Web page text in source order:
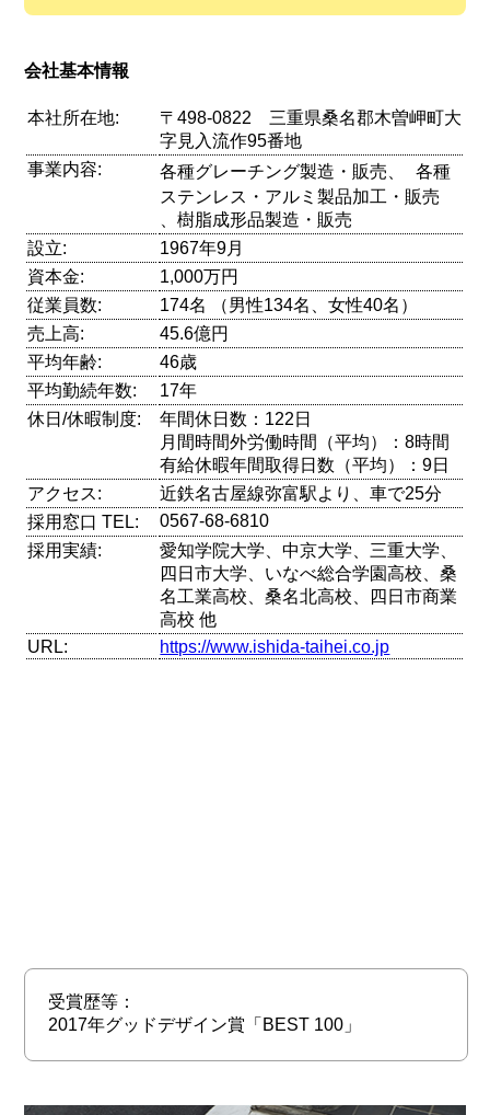
会社基本情報
本社所在地:
〒498-0822 三重県桑名郡木曽岬町大
字見入流作95番地
事業内容:
各種グレーチング製造・販売、 各種
ステンレス・アルミ製品加工・販売
、樹脂成形品製造・販売
設立:
1967年9月
資本金:
1,000万円
従業員数:
174名 （男性134名、女性40名）
売上高:
45.6億円
平均年齢:
46歳
平均勤続年数:
17年
休日/休暇制度:
年間休日数：122日
月間時間外労働時間（平均）：8時間
有給休暇年間取得日数（平均）：9日
アクセス:
近鉄名古屋線弥富駅より、車で25分
採用窓口 TEL:
0567-68-6810
採用実績:
愛知学院大学、中京大学、三重大学、
四日市大学、いなべ総合学園高校、桑
名工業高校、桑名北高校、四日市商業
高校 他
URL:
https://www.ishida-taihei.co.jp
受賞歴等：
2017年グッドデザイン賞「BEST 100」